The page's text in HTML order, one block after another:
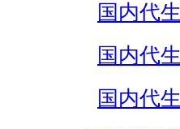
国内代
国内代
国内代